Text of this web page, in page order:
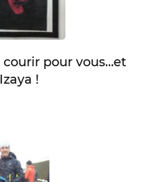
courir pour vous…et
!